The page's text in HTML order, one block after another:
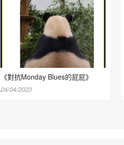
《對抗Monday Blues的屁屁》
24/04/2023